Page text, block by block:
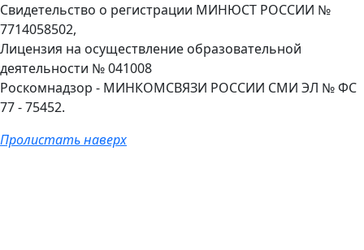
Свидетельство о регистрации МИНЮСТ РОССИИ №
7714058502,
Лицензия на осуществление образовательной
деятельности № 041008
Роскомнадзор - МИНКОМСВЯЗИ РОССИИ СМИ ЭЛ № ФС
77 - 75452.
Пролистать наверх